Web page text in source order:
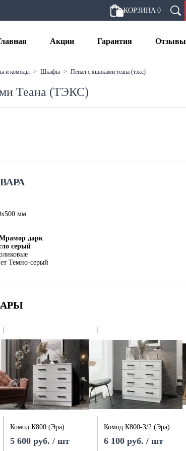
КОРЗИНА 0
Акции Гарантия Отзывы
и комоды > шкафы > пенал с ящиками теана (тэкс)
Теана (ТЭКС)
мм
дарк
серый
Темно-серый
Комод К800 (Эра)
5 600 руб. / шт
Комод К800-3/2 (Эра)
6 100 руб. / шт